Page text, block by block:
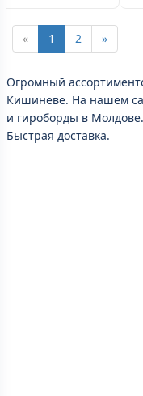
« 1 2 »
Огромный
Кишиневе. На нашем
и гироборды в
Быстрая доставка.